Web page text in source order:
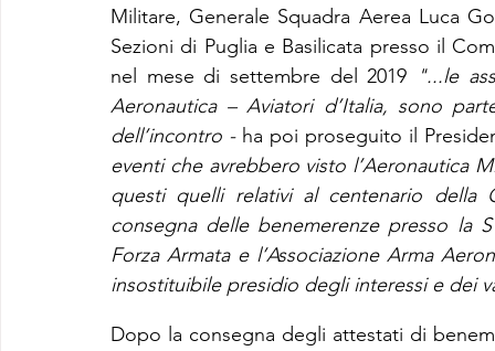
Militare, Generale Squadra Aerea Luca
Sezioni di Puglia e Basilicata presso il
nel mese di settembre del 2019
"...le
Aeronautica – Aviatori d’Italia, sono
dell’incontro - ha poi proseguito il
eventi che avrebbero visto l’Aeronautica
questi quelli relativi al centenario della
consegna delle benemerenze presso la
Forza Armata e l’Associazione Arma
insostituibile presidio degli interessi e dei
Dopo la consegna degli attestati di